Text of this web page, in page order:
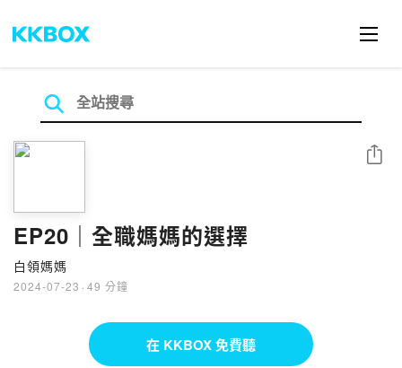
EP20｜全職媽媽的選擇
白領媽媽
2024-07-23 · 49 分鐘
分享
在 KKBOX 免費聽